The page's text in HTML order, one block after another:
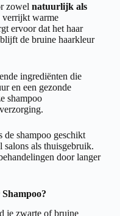
zowel natuurlijk als
verrijkt warme
ervoor dat het haar
de bruine haarkleur
ingrediënten die
en een gezonde
shampoo
de shampoo geschikt
als thuisgebruik.
door langer
je zwarte of bruine